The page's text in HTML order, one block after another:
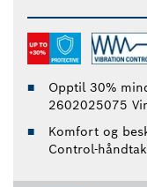
Opptil 30%
2602025075
Komfort og
Control-håndtak